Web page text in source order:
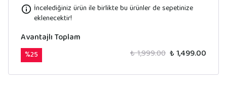
İncelediğiniz ürün ile birlikte bu ürünler de sepetinize
eklenecektir!
Avantajlı Toplam
%25 ₺ 1,999.00 ₺ 1,499.00